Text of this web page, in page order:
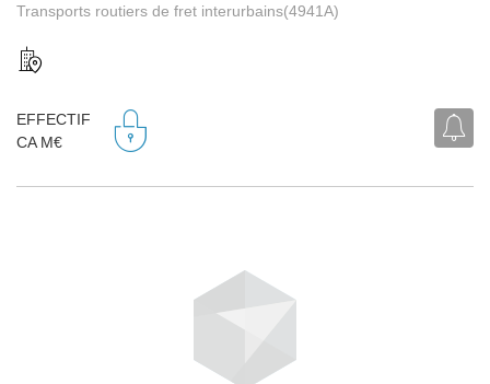
Transports routiers de fret interurbains(4941A)
EFFECTIF
CA M€